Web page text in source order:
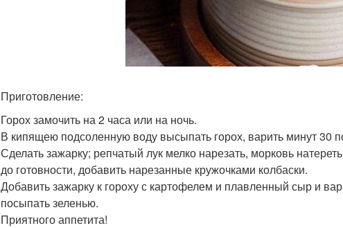
Приготовление:
Горох замочить на 2 часа или на ночь.
В кипящею подсоленную воду высыпать горох, варить минут 30
Сделать зажарку; репчатый лук мелко нарезать, морковь
до готовности, добавить нарезанные кружочками колбаски.
Добавить зажарку к гороху с картофелем и плавленный сыр и
посыпать зеленью.
Приятного аппетита!